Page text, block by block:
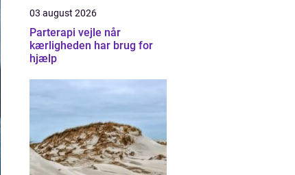
03 august 2026
Parterapi vejle når
kærligheden har brug for
hjælp